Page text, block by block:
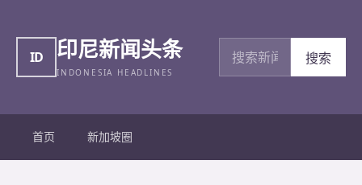
ID 印尼新闻头条
INDONESIA HEADLINES
搜索新闻
搜索
首页 新加坡圈